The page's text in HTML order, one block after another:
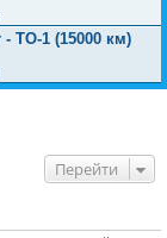
ТО-1 (15000 км)
Перейти